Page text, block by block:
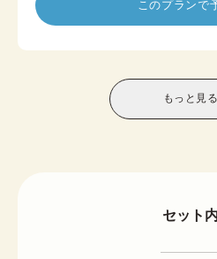
水や朝顔などの涼感モチー
夏のお出かけやイベント、
小物の組み合わせ次第で、
印象を変えられ、写真映え
プションの取り扱いは店舗
このプランで
もっと見る
セット